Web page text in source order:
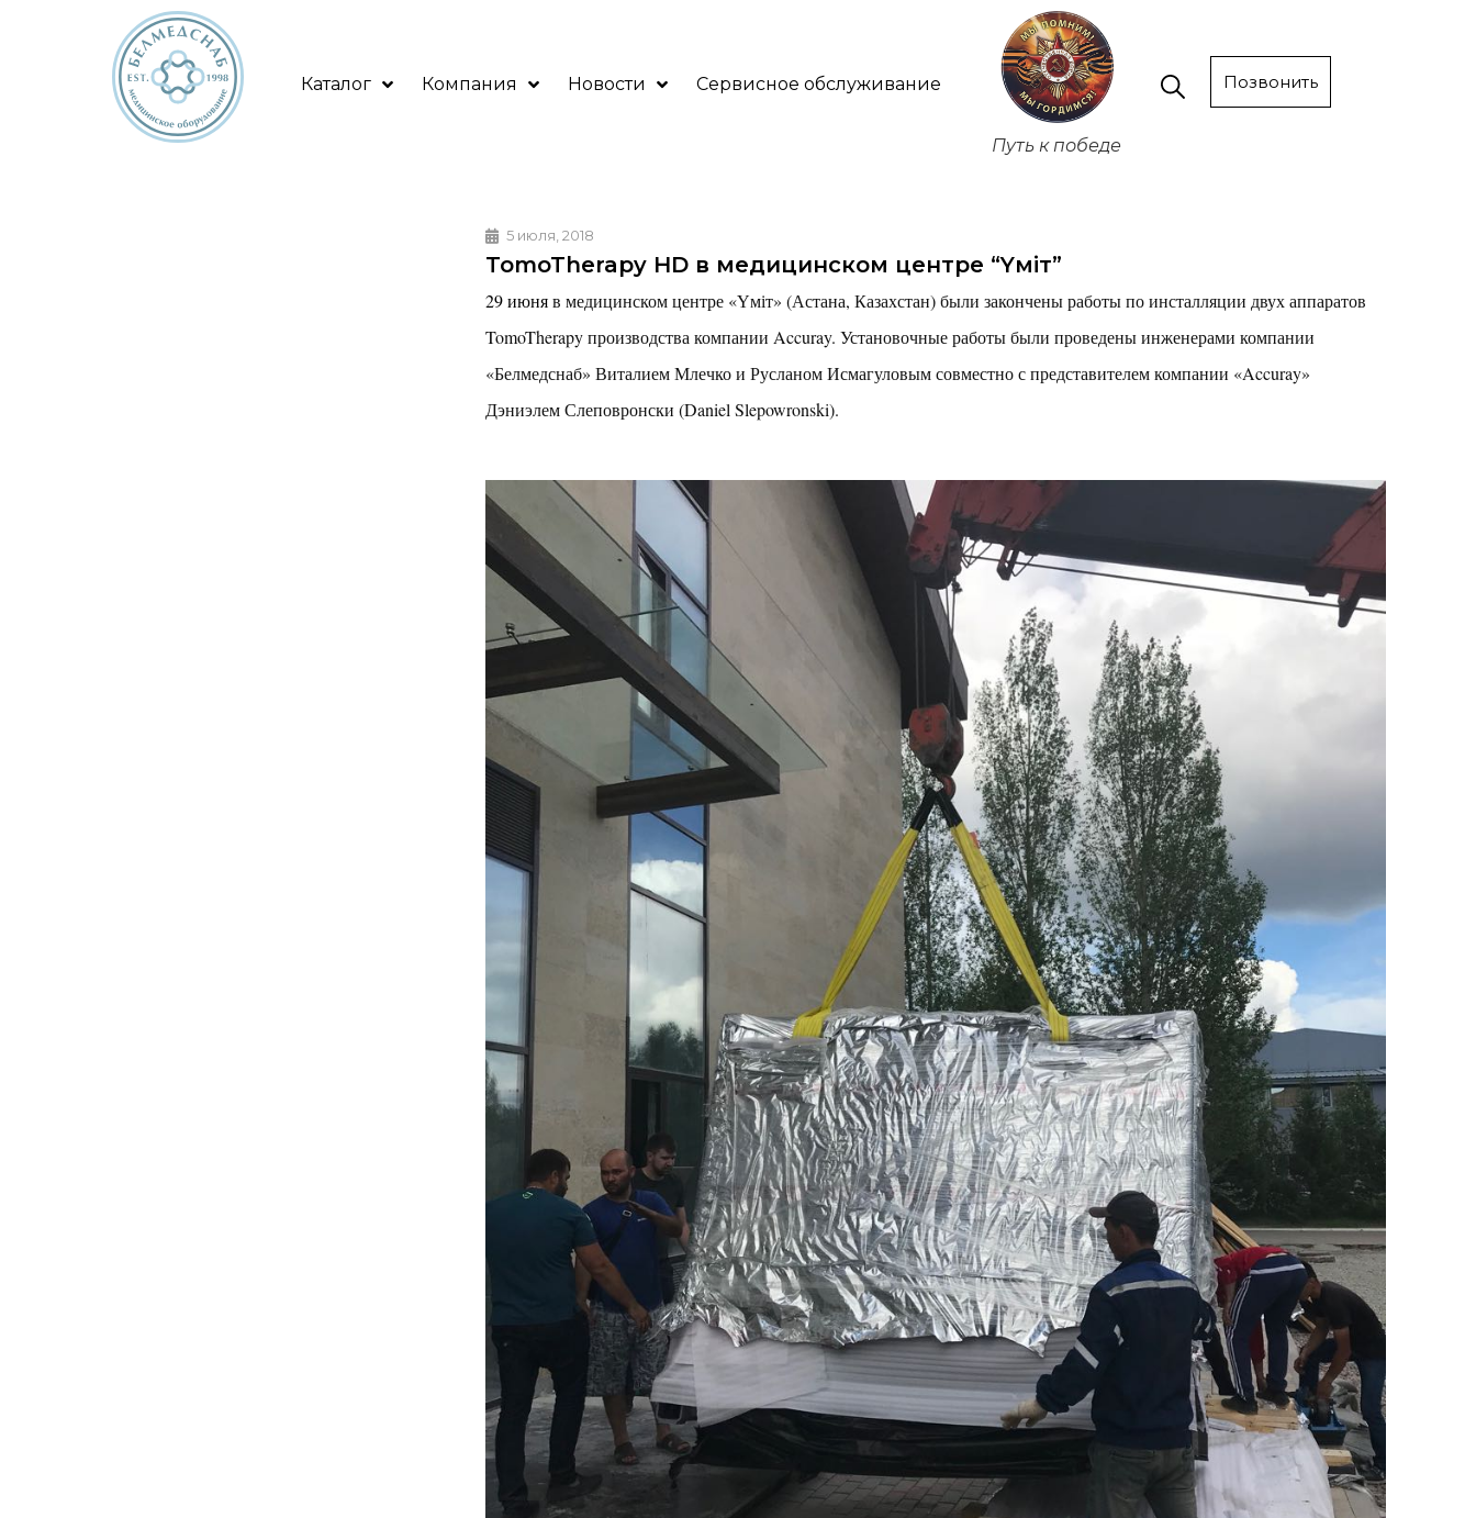
Каталог Компания Новости Сервисное обслуживание
Путь к победе
Позвонить
5 июля, 2018
TomoTherapy HD в медицинском центре “Yмiт”
29 июняв медицинском центре «Үміт» (Астана, Казахстан) были закончены работы по инсталляции двух аппаратов
TomoTherapy производства компании Accuray. Установочные работы были проведены инженерами компании
«Белмедснаб» Виталием Млечко и Русланом Исмагуловым совместно с представителем компании «Accuray»
Дэниэлем Слеповронски (Daniel Slepowronski).